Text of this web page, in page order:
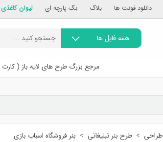
دانلود فونت ها بلاگ بگ پارچه ای لیوان کاغذی
همه فایل ها
مرجع بزرگ طرح های لایه باز ( کارت
طراحی طرح بنر تبلیغاتی
بنر فروشگاه اسباب بازی